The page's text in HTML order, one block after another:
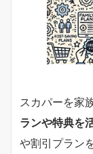
スカパーを家
ランや特典を
や割引プラン